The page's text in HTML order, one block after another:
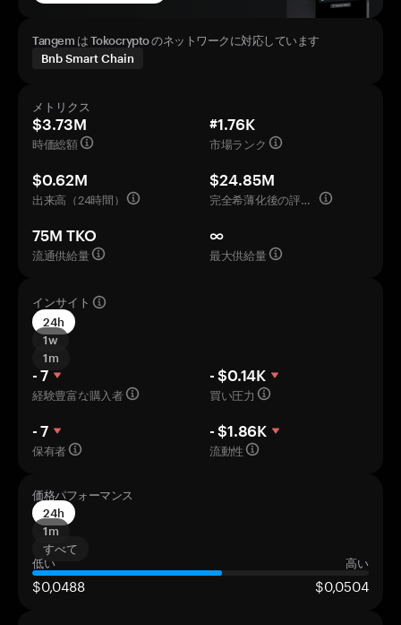
Tangem は Tokocrypto のネットワークに対応しています
Bnb Smart Chain
メトリクス
$3.73M
時価総額
#1.76K
市場ランク
$0.62M
出来高（24時間）
$24.85M
完全希薄化後の評価額
75M TKO
流通供給量
∞
最大供給量
インサイト
24h
1w
1m
- 7
経験豊富な購入者
- $0.14K
買い圧力
- 7
保有者
- $1.86K
流動性
価格パフォーマンス
24h
1m
すべて
低い
高い
$0,0488 $0,0504